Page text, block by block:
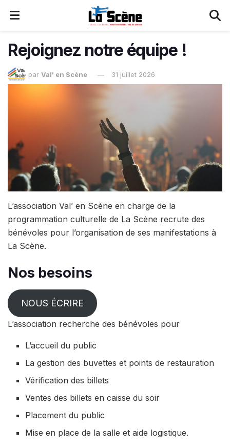
Rejoignez notre équipe !
par Val' en Scène 31 juillet 2026
L’association Val’ en Scène en charge de la
programmation culturelle de La Scène recrute des
bénévoles pour l’organisation de ses manifestations à
La Scène.
Nos besoins
NOUS ÉCRIRE
L’association recherche des bénévoles pour
L’accueil du public
La gestion des buvettes et points de restauration
Vérification des billets
Ventes des billets en caisse du soir
Placement du public
Mise en place de la salle et aide logistique.